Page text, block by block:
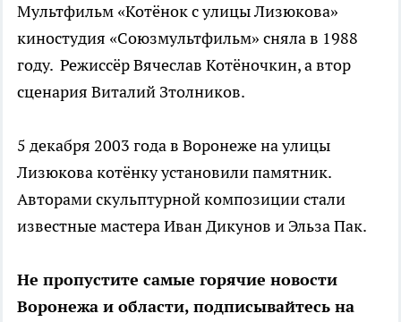
Мультфильм «Котёнок с улицы Лизюкова»
киностудия «Союзмультфильм» сняла в 1988
году. Режиссёр Вячеслав Котёночкин, а втор
сценария Виталий Зтолников.
5 декабря 2003 года в Воронеже на улицы
Лизюкова котёнку установили памятник.
Авторами скульптурной композиции стали
известные мастера Иван Дикунов и Эльза Пак.
Не пропустите самые горячие новости
Воронежа и области, подписывайтесь на